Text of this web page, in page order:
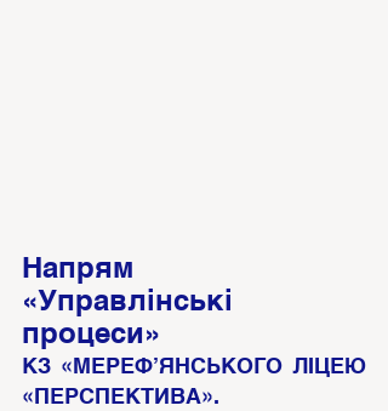
Напрям
«Управлінські
процеси»
КЗ «МЕРЕФ’ЯНСЬКОГО ЛІЦЕЮ
«ПЕРСПЕКТИВА».